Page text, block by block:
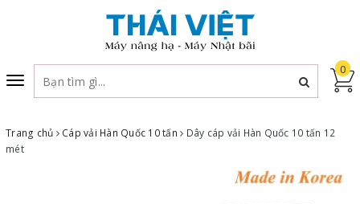
Toggle
navigation
0
Trang chủ Cáp vải Hàn Quốc 10 tấn
Dây cáp vải Hàn Quốc 10 tấn 12
mét